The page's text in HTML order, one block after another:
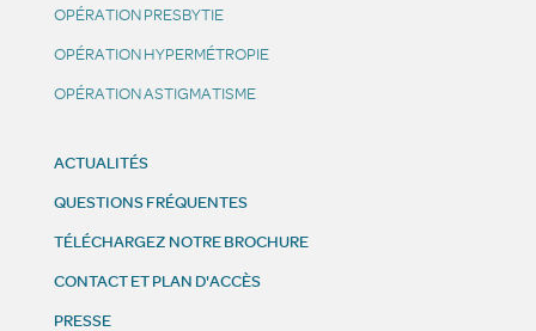
OPÉRATION PRESBYTIE
OPÉRATION HYPERMÉTROPIE
OPÉRATION ASTIGMATISME
ACTUALITÉS
QUESTIONS FRÉQUENTES
TÉLÉCHARGEZ NOTRE BROCHURE
CONTACT ET PLAN D'ACCÈS
PRESSE